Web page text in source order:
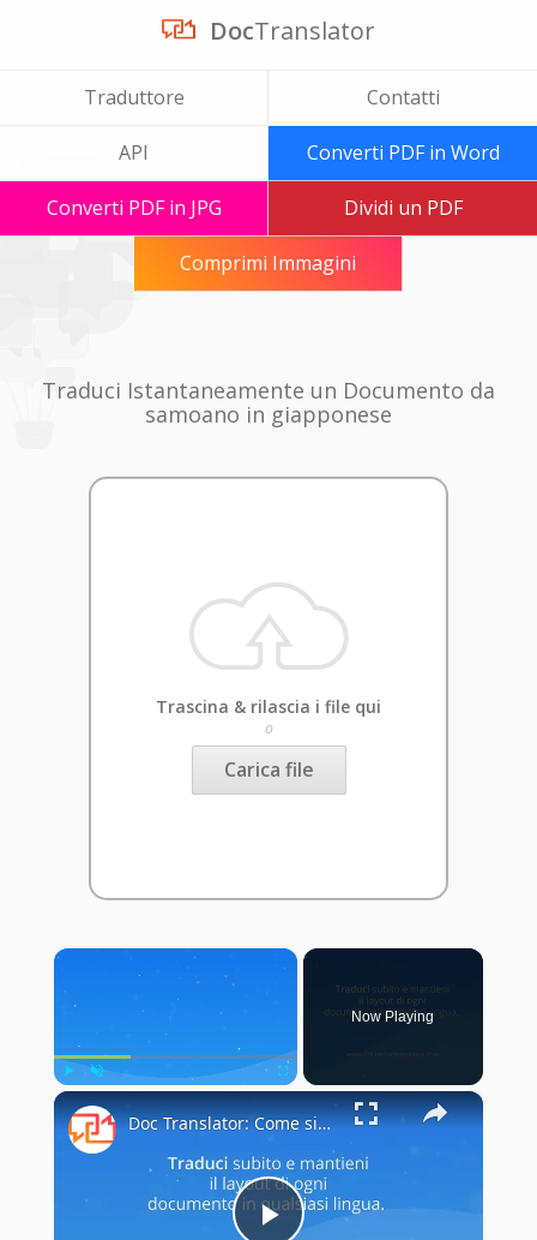
DocTranslator
Traduttore Contatti
API Converti PDF in Word
Converti PDF in JPG Dividi un PDF
Comprimi Immagini
Traduci Istantaneamente un Documento da
samoano in giapponese
Trascina & rilascia i file qui
o
Carica file
×
Play Unmute Fullscreen
Now Playing
×
Doc Translator: Come si usa il traduttore di documenti?